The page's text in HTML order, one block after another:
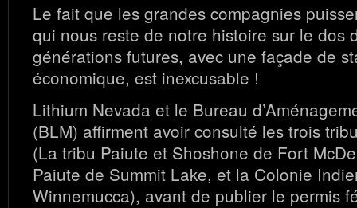
Le fait que les grandes compagnies
qui nous reste de notre histoire sur le dos
générations futures, avec une façade de
économique, est inexcusable !
Lithium Nevada et le Bureau
(BLM) affirment avoir consulté les trois
(La tribu Paiute et Shoshone de Fort
Paiute de Summit Lake, et la Colonie
Winnemucca), avant de publier le permis